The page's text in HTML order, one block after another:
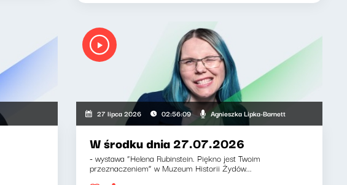
27 lipca 2026 02:56:09 Agnieszka Lipka-Barnett
W środku dnia 27.07.2026
- wystawa “Helena Rubinstein. Piękno jest Twoim
przeznaczeniem” w Muzeum Historii Żydów...